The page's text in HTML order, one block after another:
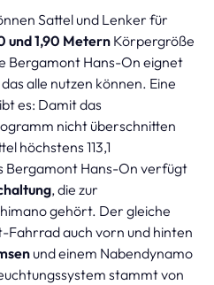
Sattel und Lenker für
und 1,90 Metern Körpergröße
Bergamont Hans-On eignet
das alle nutzen können. Eine
es: Damit das
nicht überschnitten
höchstens 113,1
Bergamont Hans-On verfügt
, die zur
gehört. Der gleiche
Fahrrad auch vorn und hinten
und einem Nabendynamo
stammt von